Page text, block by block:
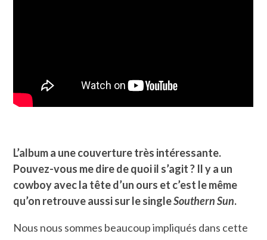
L’album a une couverture très intéressante.
Pouvez-vous me dire de quoi il s’agit ? Il y a un
cowboy avec la tête d’un ours et c’est le même
qu’on retrouve aussi sur le singleSouthern Sun.
Nous nous sommes beaucoup impliqués dans cette